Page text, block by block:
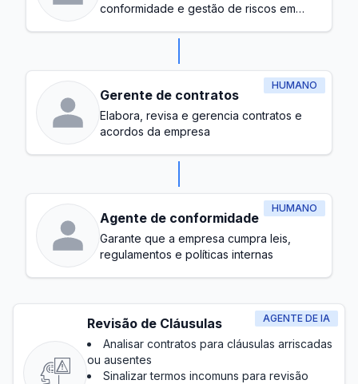
conformidade e gestão de riscos em
HUMANO
Gerente de contratos
Elabora, revisa e gerencia contratos e
acordos da empresa
HUMANO
Agente de conformidade
Garante que a empresa cumpra leis,
regulamentos e políticas internas
AGENTE DE IA
Revisão de Cláusulas
Analisar contratos para cláusulas arriscadas
ou ausentes
Sinalizar termos incomuns para revisão